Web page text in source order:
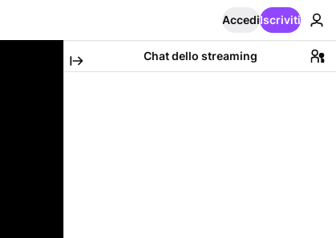
AccediIscriviti
Chat dello streaming